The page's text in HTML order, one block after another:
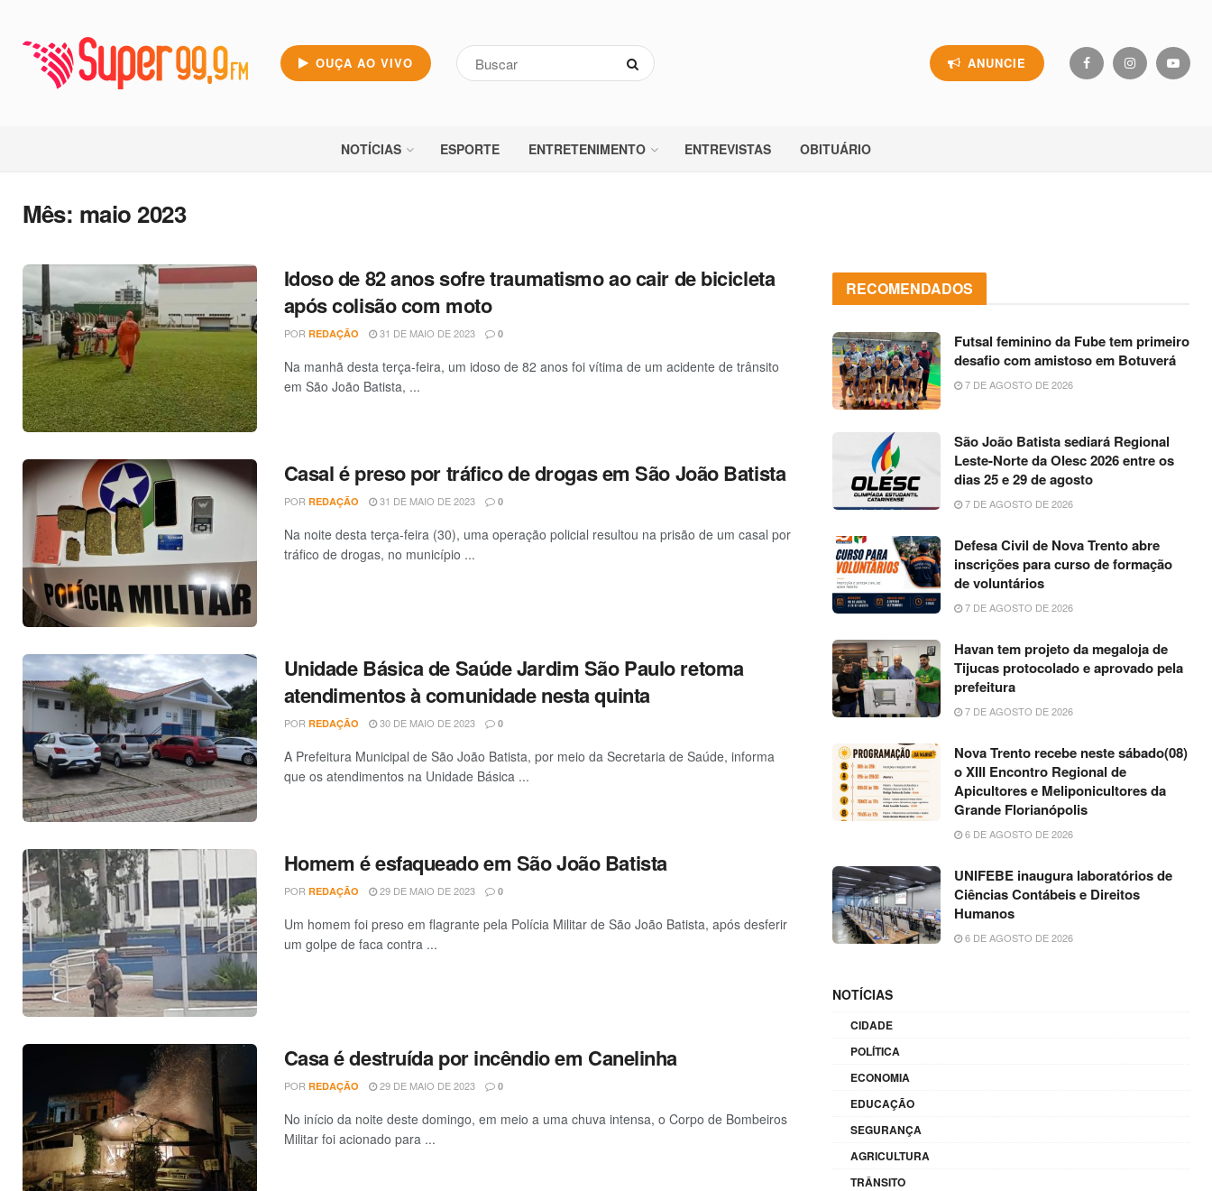
OUÇA AO VIVO ANUNCIE
NOTÍCIAS ESPORTE ENTRETENIMENTO ENTREVISTAS OBITUÁRIO
Mês: maio 2023
Idoso de 82 anos sofre traumatismo ao cair de bicicleta
após colisão com moto
POR REDAÇÃO 31 DE MAIO DE 2023 0
Na manhã desta terça-feira, um idoso de 82 anos foi vítima de um acidente de trânsito
em São João Batista, ...
Casal é preso por tráfico de drogas em São João Batista
POR REDAÇÃO 31 DE MAIO DE 2023 0
Na noite desta terça-feira (30), uma operação policial resultou na prisão de um casal por
tráfico de drogas, no município ...
Unidade Básica de Saúde Jardim São Paulo retoma
atendimentos à comunidade nesta quinta
POR REDAÇÃO 30 DE MAIO DE 2023 0
A Prefeitura Municipal de São João Batista, por meio da Secretaria de Saúde, informa
que os atendimentos na Unidade Básica ...
Homem é esfaqueado em São João Batista
POR REDAÇÃO 29 DE MAIO DE 2023 0
Um homem foi preso em flagrante pela Polícia Militar de São João Batista, após desferir
um golpe de faca contra ...
Casa é destruída por incêndio em Canelinha
POR REDAÇÃO 29 DE MAIO DE 2023 0
No início da noite deste domingo, em meio a uma chuva intensa, o Corpo de Bombeiros
Militar foi acionado para ...
RECOMENDADOS
Futsal feminino da Fube tem primeiro
desafio com amistoso em Botuverá
7 DE AGOSTO DE 2026
São João Batista sediará Regional
Leste-Norte da Olesc 2026 entre os
dias 25 e 29 de agosto
7 DE AGOSTO DE 2026
Defesa Civil de Nova Trento abre
inscrições para curso de formação
de voluntários
7 DE AGOSTO DE 2026
Havan tem projeto da megaloja de
Tijucas protocolado e aprovado pela
prefeitura
7 DE AGOSTO DE 2026
Nova Trento recebe neste sábado(08)
o XIII Encontro Regional de
Apicultores e Meliponicultores da
Grande Florianópolis
6 DE AGOSTO DE 2026
UNIFEBE inaugura laboratórios de
Ciências Contábeis e Direitos
Humanos
6 DE AGOSTO DE 2026
NOTÍCIAS
CIDADE
POLÍTICA
ECONOMIA
EDUCAÇÃO
SEGURANÇA
AGRICULTURA
TRÂNSITO